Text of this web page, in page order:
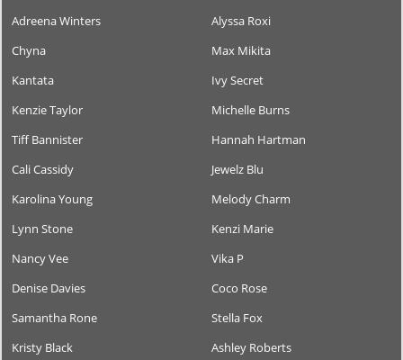
Adreena Winters
Alyssa Roxi
Chyna
Max Mikita
Kantata
Ivy Secret
Kenzie Taylor
Michelle Burns
Tiff Bannister
Hannah Hartman
Cali Cassidy
Jewelz Blu
Karolina Young
Melody Charm
Lynn Stone
Kenzi Marie
Nancy Vee
Vika P
Denise Davies
Coco Rose
Samantha Rone
Stella Fox
Kristy Black
Ashley Roberts